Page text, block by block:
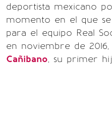
deportista mexicano
momento en el que
para el equipo Real
en noviembre de 2016,
Cañibano, su primer